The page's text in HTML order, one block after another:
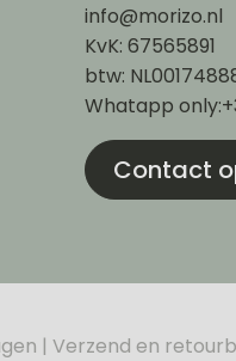
info@morizo.nl
KvK: 67565891
btw:
Whatapp
Contact
Verzend en